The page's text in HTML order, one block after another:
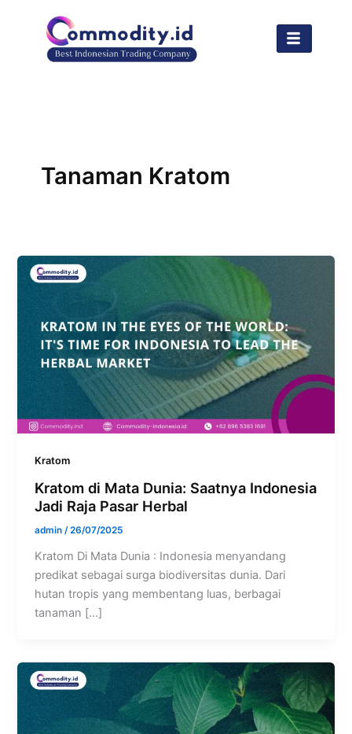
Tanaman Kratom
Kratom
Kratom di Mata Dunia: Saatnya Indonesia
Jadi Raja Pasar Herbal
admin/26/07/2025
Kratom Di Mata Dunia : Indonesia menyandang
predikat sebagai surga biodiversitas dunia. Dari
hutan tropis yang membentang luas, berbagai
tanaman […]